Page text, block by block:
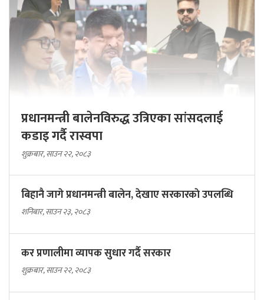
प्रधानमन्त्री बालेनविरुद्ध उत्रिएका सांसदलाई
कडाइ गर्दै रास्वपा
शुक्रबार, साउन २२, २०८३
बिहानै जागे प्रधानमन्त्री बालेन, देखाए सरकारकाे उपलब्धि
शनिबार, साउन २३, २०८३
कर प्रणालीमा व्यापक सुधार गर्दै सरकार
शुक्रबार, साउन २२, २०८३